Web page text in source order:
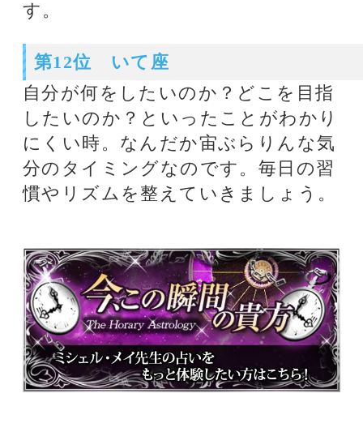
電話とメール鑑定のウラナ
【2016年3月】満月で読む天
空模様
【2016年2月】満月で読む天
空模様
【2020年4月運勢】ミシェル
メイ美菜子先生の今月の12星
座占い